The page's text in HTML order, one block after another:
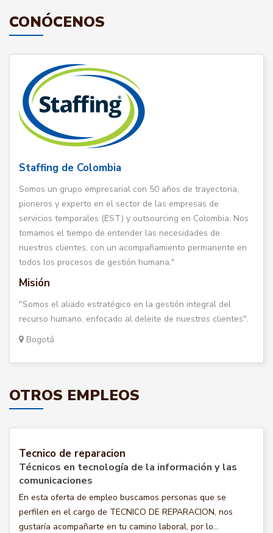
CONÓCENOS
Staffing de Colombia
Somos un grupo empresarial con 50 años de trayectoria,
pioneros y experto en el sector de las empresas de
servicios temporales (EST) y outsourcing en Colombia. Nos
tomamos el tiempo de entender las necesidades de
nuestros clientes, con un acompañamiento permanente en
todos los procesos de gestión humana."
Misión
"Somos el aliado estratégico en la gestión integral del
recurso humano, enfocado al deleite de nuestros clientes".
Bogotá
OTROS EMPLEOS
Tecnico de reparacion
Técnicos en tecnología de la información y las
comunicaciones
En esta oferta de empleo buscamos personas que se
perfilen en el cargo de TECNICO DE REPARACION, nos
gustaría acompañarte en tu camino laboral, por lo...